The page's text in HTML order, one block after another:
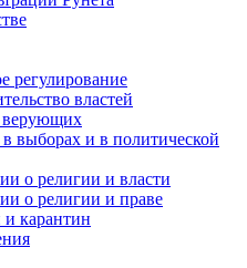
регулирование
властей
верующих
выборах и в политической
о религии и власти
о религии и праве
карантин